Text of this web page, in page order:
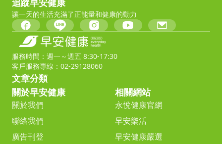
追蹤早安健康
讓一天的生活充滿了正能量和健康的動力
服務時間：週一～週五 8:30-17:30
客戶服務專線：02-29128060
文章分類
關於早安健康
關於我們
聯絡我們
廣告刊登
相關網站
永悅健康官網
早安樂活
早安健康嚴選